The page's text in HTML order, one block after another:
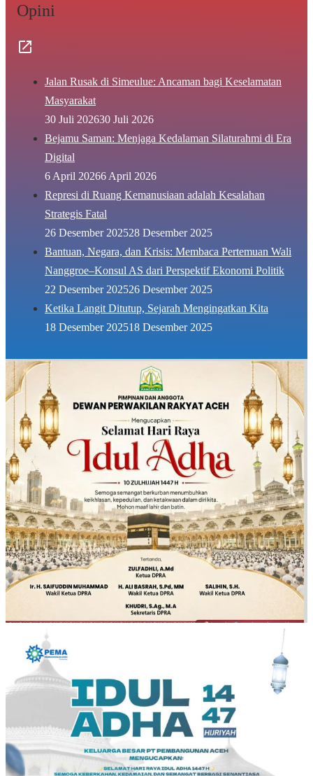
Opini
Jalan Rusak di Simeulue: Ancaman bagi Keselamatan
Masyarakat
30 Juli 202630 Juli 2026
Bejamu Saman: Menjaga Kedalaman Silaturahmi di Era
Digital
6 April 20266 April 2026
Represi di Ruang Kemanusiaan adalah Kesalahan
Strategis Fatal
26 Desember 202528 Desember 2025
Bantuan, Negara, dan Krisis: Membaca Pertemuan Wali
Nanggroe–Konsul AS dari Perspektif Ekonomi Politik
22 Desember 202526 Desember 2025
Ketika Langit Ditutup, Sejarah Mengingatkan Kita
18 Desember 202518 Desember 2025